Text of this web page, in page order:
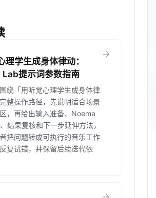
理学生成身体律动：
Lab提示词参数指南
绕「用听觉心理学生成身体律
整操作路径，先说明适合场景
，再给出输入准备、Noema
结果复核和下一步延伸方法，
把问题转成可执行的音乐工作
复试错，并保留后续迭代依
arrow_forward